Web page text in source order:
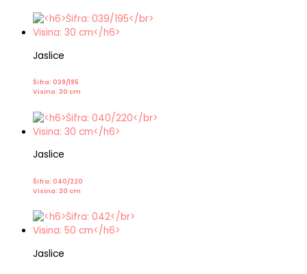
Jaslice
Šifra: 039/195
Visina: 30 cm
Jaslice
Šifra: 040/220
Visina: 30 cm
Jaslice